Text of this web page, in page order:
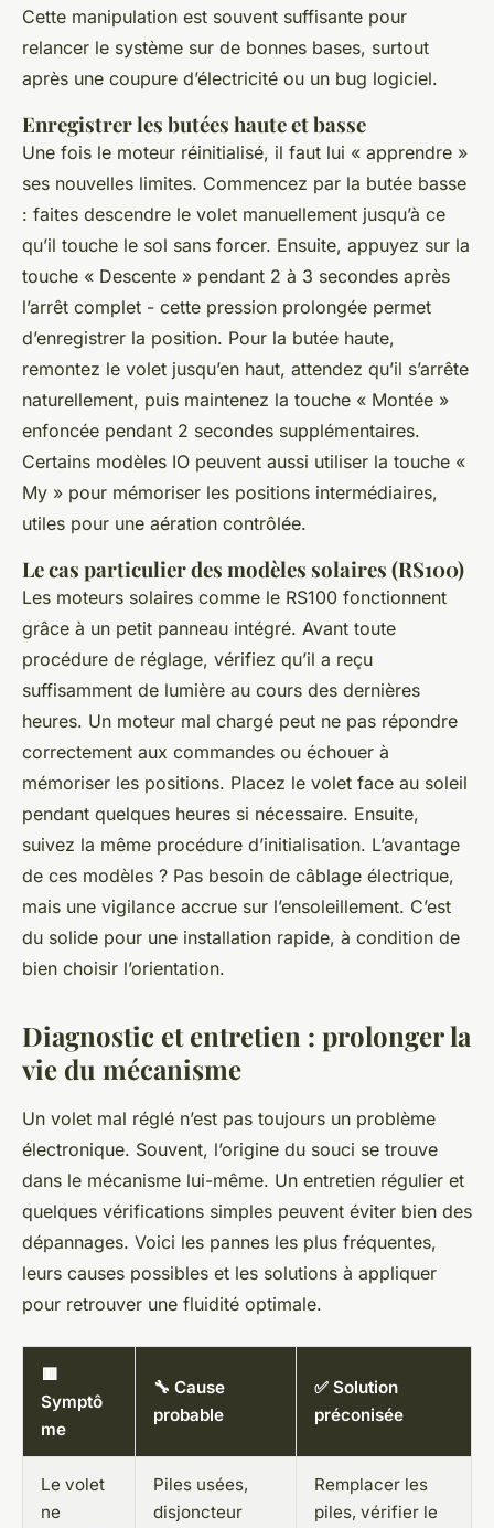
Cette manipulation est souvent suffisante pour
relancer le système sur de bonnes bases, surtout
après une coupure d’électricité ou un bug logiciel.
Enregistrer les butées haute et basse
Une fois le moteur réinitialisé, il faut lui « apprendre »
ses nouvelles limites. Commencez par la butée basse
: faites descendre le volet manuellement jusqu’à ce
qu’il touche le sol sans forcer. Ensuite, appuyez sur la
touche « Descente » pendant 2 à 3 secondes après
l’arrêt complet - cette pression prolongée permet
d’enregistrer la position. Pour la butée haute,
remontez le volet jusqu’en haut, attendez qu’il s’arrête
naturellement, puis maintenez la touche « Montée »
enfoncée pendant 2 secondes supplémentaires.
Certains modèles IO peuvent aussi utiliser la touche «
My » pour mémoriser les positions intermédiaires,
utiles pour une aération contrôlée.
Le cas particulier des modèles solaires (RS100)
Les moteurs solaires comme le RS100 fonctionnent
grâce à un petit panneau intégré. Avant toute
procédure de réglage, vérifiez qu’il a reçu
suffisamment de lumière au cours des dernières
heures. Un moteur mal chargé peut ne pas répondre
correctement aux commandes ou échouer à
mémoriser les positions. Placez le volet face au soleil
pendant quelques heures si nécessaire. Ensuite,
suivez la même procédure d’initialisation. L’avantage
de ces modèles ? Pas besoin de câblage électrique,
mais une vigilance accrue sur l’ensoleillement. C’est
du solide pour une installation rapide, à condition de
bien choisir l’orientation.
Diagnostic et entretien : prolonger la
vie du mécanisme
Un volet mal réglé n’est pas toujours un problème
électronique. Souvent, l’origine du souci se trouve
dans le mécanisme lui-même. Un entretien régulier et
quelques vérifications simples peuvent éviter bien des
dépannages. Voici les pannes les plus fréquentes,
leurs causes possibles et les solutions à appliquer
pour retrouver une fluidité optimale.
🟥
Symptô
me
🔧 Cause
probable
✅ Solution
préconisée
Le volet
ne
Piles usées,
disjoncteur
Remplacer les
piles, vérifier le